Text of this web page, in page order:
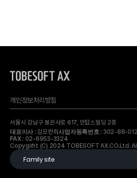
개인정보처리방침
서울시 강남구 봉은사로 617, 인탑스빌딩 2층
대표이사 : 김모란희사업자등록번호 : 302-88-
FAX: 02-6953-3324
Copygirht (C) 2024 TOBESOFT AX.CO.Ltd.
Family site